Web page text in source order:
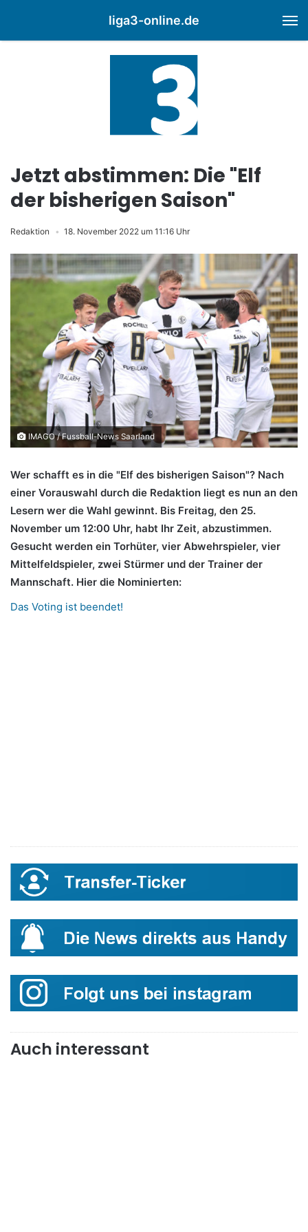
liga3-online.de
Jetzt abstimmen: Die "Elf
der bisherigen Saison"
Redaktion 18. November 2022 um 11:16 Uhr
IMAGO / Fussball-News Saarland
Wer schafft es in die "Elf des bisherigen Saison"? Nach
einer Vorauswahl durch die Redaktion liegt es nun an den
Lesern wer die Wahl gewinnt. Bis Freitag, den 25.
November um 12:00 Uhr, habt Ihr Zeit, abzustimmen.
Gesucht werden ein Torhüter, vier Abwehrspieler, vier
Mittelfeldspieler, zwei Stürmer und der Trainer der
Mannschaft. Hier die Nominierten:
Das Voting ist beendet!
Auch interessant